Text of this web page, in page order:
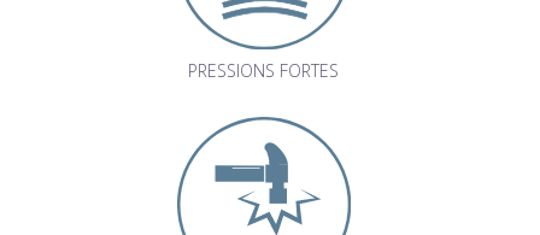
PRESSIONS FORTES